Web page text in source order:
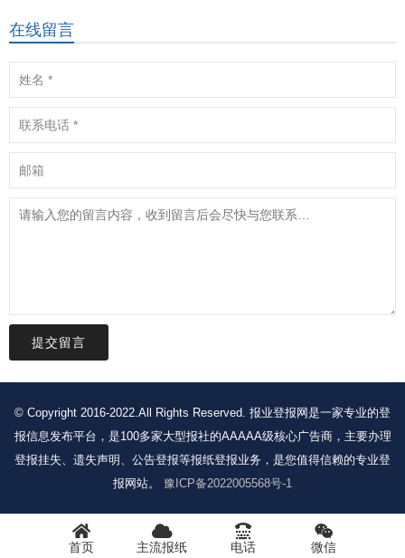
在线留言
提交留言
© Copyright 2016-2022.All Rights Reserved. 报业登报网是一家专业的登
报信息发布平台，是100多家大型报社的AAAAA级核心广告商，主要办理
登报挂失、遗失声明、公告登报等报纸登报业务，是您值得信赖的专业登
报网站。 豫ICP备2022005568号-1
首页 主流报纸 电话 微信